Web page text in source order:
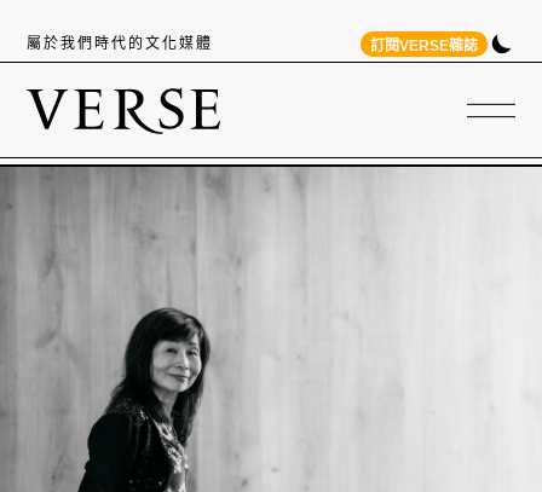
屬於我們時代的文化媒體 訂閱VERSE雜誌